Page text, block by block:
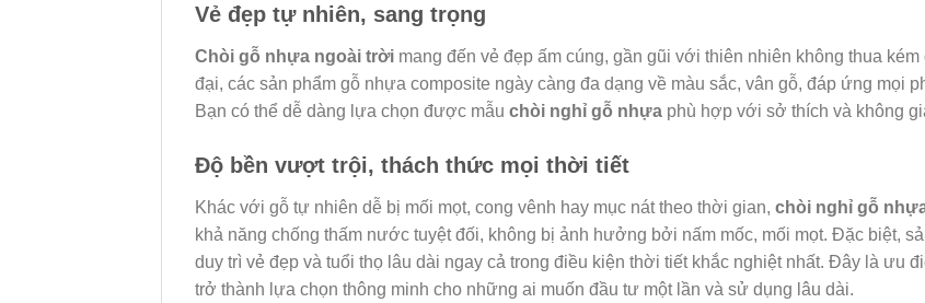
Vẻ đẹp tự nhiên, sang trọng
Chòi gỗ nhựa ngoài trời mang đến vẻ đẹp ấm cúng, gần gũi với thiên nhiên không thua
đại, các sản phẩm gỗ nhựa composite ngày càng đa dạng về màu sắc, vân gỗ, đáp ứng mọi
Bạn có thể dễ dàng lựa chọn được mẫu chòi nghỉ gỗ nhựa phù hợp với sở thích và không
Độ bền vượt trội, thách thức mọi thời tiết
Khác với gỗ tự nhiên dễ bị mối mọt, cong vênh hay mục nát theo thời gian, chòi nghỉ gỗ
khả năng chống thấm nước tuyệt đối, không bị ảnh hưởng bởi nấm mốc, mối mọt. Đặc biệt,
duy trì vẻ đẹp và tuổi thọ lâu dài ngay cả trong điều kiện thời tiết khắc nghiệt nhất. Đây là ưu
trở thành lựa chọn thông minh cho những ai muốn đầu tư một lần và sử dụng lâu dài.